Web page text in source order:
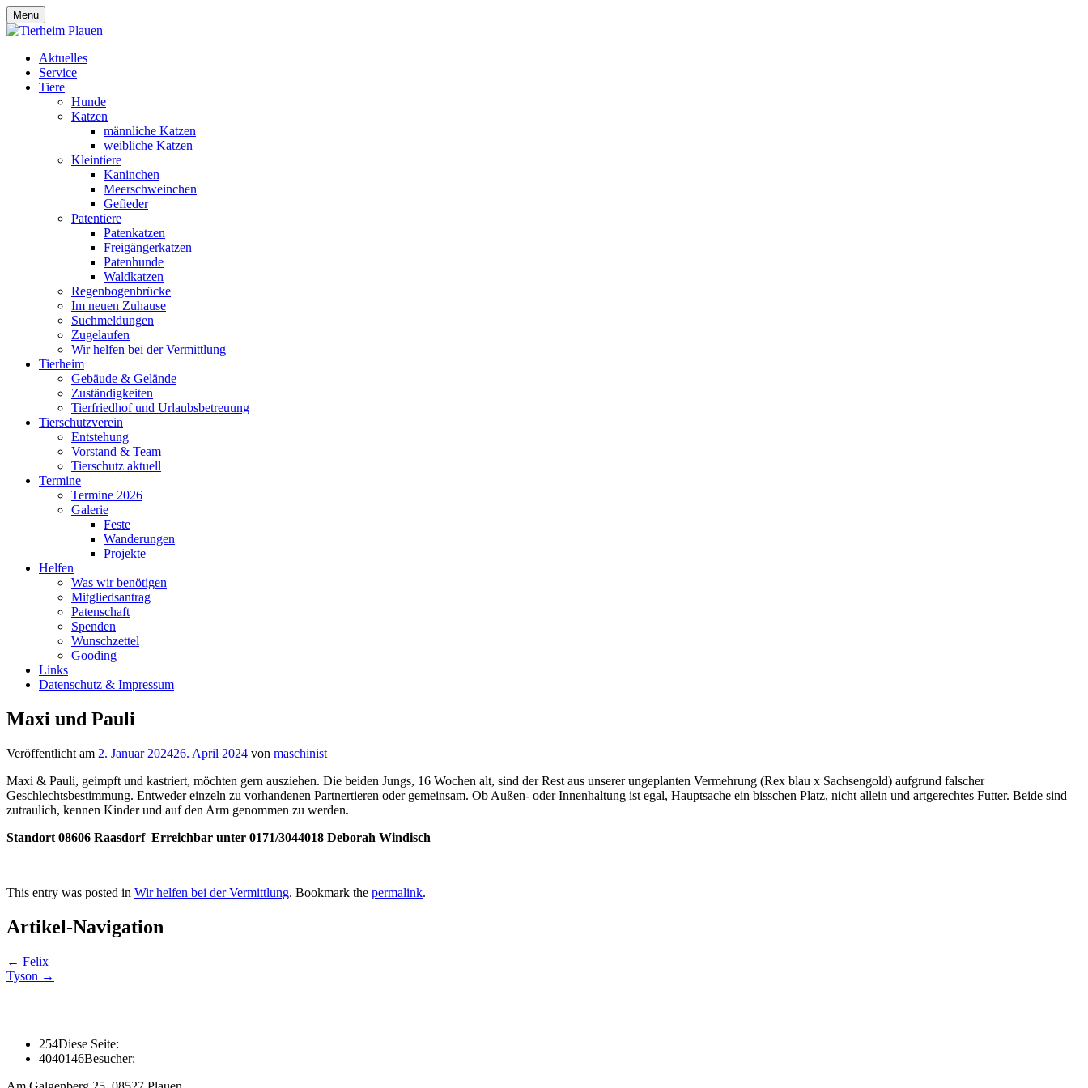
Menu
Aktuelles
Service
Tiere
Hunde
Katzen
männliche Katzen
weibliche Katzen
Kleintiere
Kaninchen
Meerschweinchen
Gefieder
Patentiere
Patenkatzen
Freigängerkatzen
Patenhunde
Waldkatzen
Regenbogenbrücke
Im neuen Zuhause
Suchmeldungen
Zugelaufen
Wir helfen bei der Vermittlung
Tierheim
Gebäude & Gelände
Zuständigkeiten
Tierfriedhof und Urlaubsbetreuung
Tierschutzverein
Entstehung
Vorstand & Team
Tierschutz aktuell
Termine
Termine 2026
Galerie
Feste
Wanderungen
Projekte
Helfen
Was wir benötigen
Mitgliedsantrag
Patenschaft
Spenden
Wunschzettel
Gooding
Links
Datenschutz & Impressum
Maxi und Pauli
Veröffentlicht am 2. Januar 202426. April 2024 von maschinist
Maxi & Pauli, geimpft und kastriert, möchten gern ausziehen. Die beiden Jungs, 16 Wochen alt, sind der Rest aus unserer ungeplanten Vermehrung (Rex blau x Sachsengold) aufgrund falscher
Geschlechtsbestimmung. Entweder einzeln zu vorhandenen Partnertieren oder gemeinsam. Ob Außen- oder Innenhaltung ist egal, Hauptsache ein bisschen Platz, nicht allein und artgerechtes Futter. Beide sind
zutraulich, kennen Kinder und auf den Arm genommen zu werden.
Standort 08606 Raasdorf Erreichbar unter 0171/3044018 Deborah Windisch
This entry was posted in Wir helfen bei der Vermittlung. Bookmark the permalink.
Artikel-Navigation
← Felix
Tyson →
254Diese Seite:
4040146Besucher: